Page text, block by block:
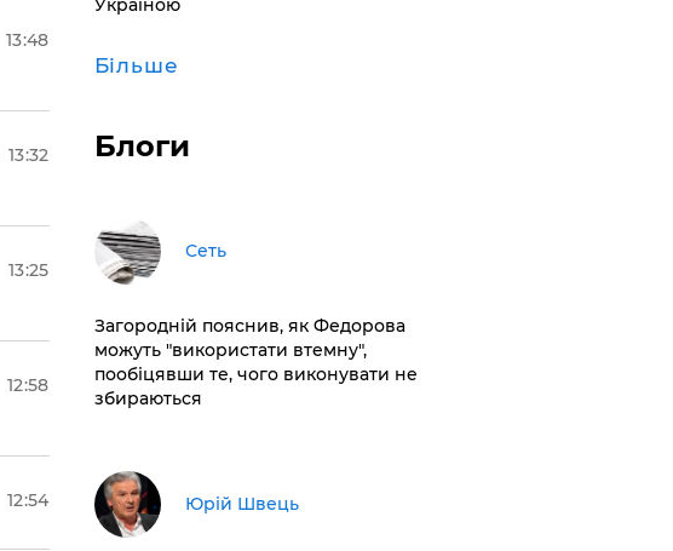
13:48
13:32
13:25
12:58
12:54
Україною
Більше
Блоги
Сеть
Загородній пояснив, як Федорова
можуть "використати втемну",
пообіцявши те, чого виконувати не
збираються
Юрій Швець